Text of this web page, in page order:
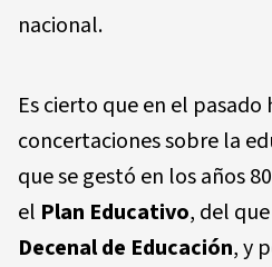
nacional.
Es cierto que en el pasado
concertaciones sobre la
que se gestó en los años
el Plan Educativo, del
Decenal de Educación, y